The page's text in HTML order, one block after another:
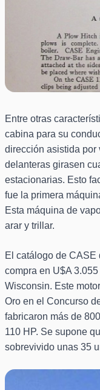
Entre otras
cabina para su
dirección asistida por
delanteras girasen
estacionarias. Esto
fue la primera
Esta máquina de
arar y trillar.
El catálogo de
compra en U$A
Wisconsin. Este
Oro en el Concurso
fabricaron más de
110 HP. Se supone
sobrevivido unas 35